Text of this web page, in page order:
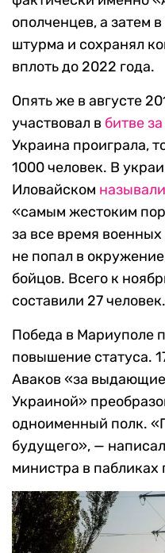
ополченцев, а затем
штурма и сохранял
вплоть до 2022 года.
Опять же в августе
участвовал в битве
Украина проиграла,
1000 человек. В
Иловайском называли
«самым жестоким
за все время
не попал в
бойцов. Всего к
составили 27 человек.
Победа в Мариуполе
повышение статуса.
Аваков «за
Украиной»
одноименный полк.
будущего», —
министра в пабликах